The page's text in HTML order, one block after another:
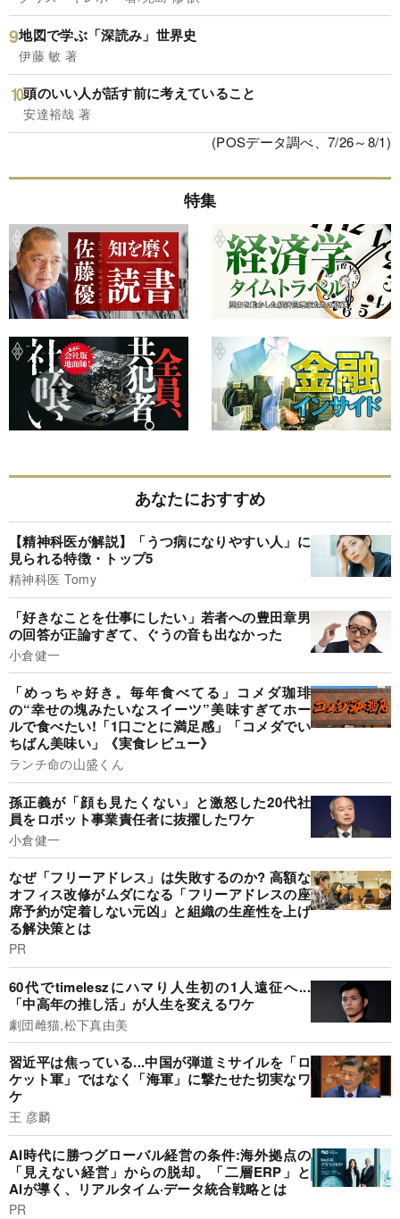
地図で学ぶ「深読み」世界史
伊藤 敏 著
頭のいい人が話す前に考えていること
安達裕哉 著
(POSデータ調べ、7/26～8/1)
特集
あなたにおすすめ
【精神科医が解説】「うつ病になりやすい人」に
見られる特徴・トップ5
精神科医 Tomy
「好きなことを仕事にしたい」若者への豊田章男
の回答が正論すぎて、ぐうの音も出なかった
小倉健一
「めっちゃ好き。毎年食べてる」コメダ珈琲
の“幸せの塊みたいなスイーツ”美味すぎてホー
ルで食べたい!「1口ごとに満足感」「コメダでい
ちばん美味い」《実食レビュー》
ランチ命の山盛くん
孫正義が「顔も見たくない」と激怒した20代社
員をロボット事業責任者に抜擢したワケ
小倉健一
なぜ「フリーアドレス」は失敗するのか? 高額な
オフィス改修がムダになる「フリーアドレスの座
席予約が定着しない元凶」と組織の生産性を上げ
る解決策とは
PR
60代でtimeleszにハマり人生初の1人遠征へ...
「中高年の推し活」が人生を変えるワケ
劇団雌猫,松下真由美
習近平は焦っている...中国が弾道ミサイルを「ロ
ケット軍」ではなく「海軍」に撃たせた切実なワ
ケ
王 彦麟
AI時代に勝つグローバル経営の条件:海外拠点の
「見えない経営」からの脱却。「二層ERP」と
AIが導く、リアルタイム·データ統合戦略とは
PR